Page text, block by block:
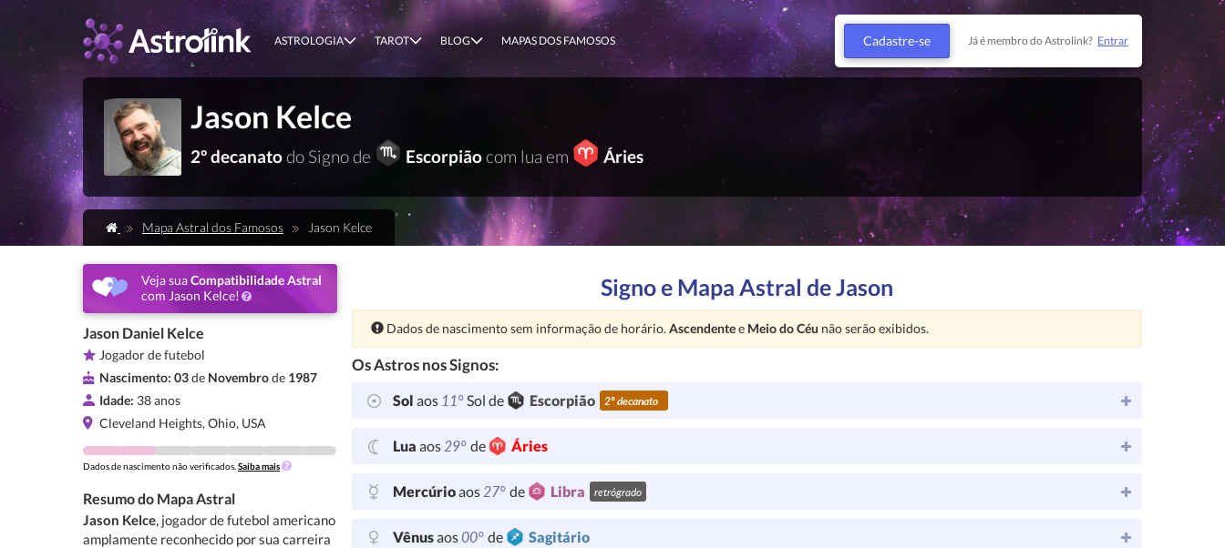
ASTROLOGIA TAROT BLOG MAPAS DOS FAMOSOS Cadastre-se Já é membro do Astrolink? Entrar
Jason Kelce
2º decanatodo Signo de Escorpiãocom lua em Áries
Mapa Astral dos Famosos Jason Kelce
Veja suaCompatibilidade Astral
com Jason Kelce!
Jason Daniel Kelce
Jogador de futebol
Nascimento: 03de Novembrode 1987
Idade: 38 anos
Cleveland Heights, Ohio, USA
Dados de nascimento não verificados. Saiba mais
Resumo do Mapa Astral
Jason Kelce, jogador de futebol americano
amplamente reconhecido por sua carreira
Signo e Mapa Astral de Jason
Atenção:
Dados de nascimento sem informação de horário. Ascendentee Meio do Céu não serão exibidos.
Os Astros nos Signos:
Sol aos 11°Sol de Escorpião 2º decanato
Lua aos29° de Áries
Mercúrioaos27° de Libra retrógrado
Vênusaos00° de Sagitário